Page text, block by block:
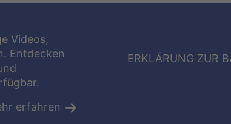
Videos,
Entdecken
erfahren
ERKLÄRUNG ZUR